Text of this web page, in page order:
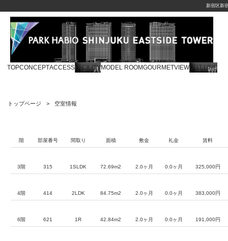
新宿区新
TOPCONCEPTACCESS FACILITYMODEL ROOMGOURMETVIEWOUT LINE
トップページ 空室情報
階 部屋番号 間取り 面積 敷金 礼金 賃料
3階 315 1SLDK 72.69m2 2.0ヶ月 0.0ヶ月 325,000円
4階 414 2LDK 84.75m2 2.0ヶ月 0.0ヶ月 383,000円
6階 621 1R 42.84m2 2.0ヶ月 0.0ヶ月 191,000円